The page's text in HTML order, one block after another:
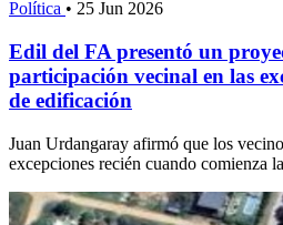
Política • 25 Jun 2026
Edil del FA presentó un
participación vecinal en las
de edificación
Juan Urdangaray afirmó que los
excepciones recién cuando comienza